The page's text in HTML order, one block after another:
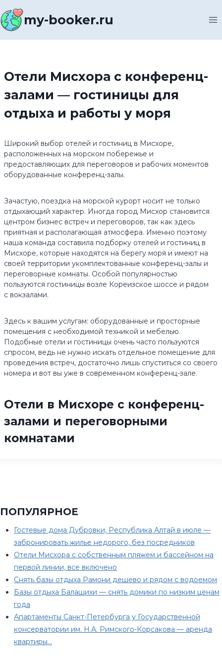
к
содержимомуmy-booker.ru
Отели Мисхора с конференц-
залами — гостиницы для
отдыха и работы у моря
Широкий выбор отелей и гостиниц в Мисхоре,
расположенных на морском побережье и
предоставляющих для переговоров и рабочих моментов
оборудованные конференц-залы.
Зачастую, поездка на морской курорт носит не только
отдыхающий характер. Иногда город Мисхор становится
центром бизнес встреч и переговоров, так как здесь
приятная и располагающая атмосфера. Именно поэтому
наша команда составила подборку отелей и гостиниц в
Мисхоре, которые находятся на берегу моря и имеют на
своей территории укомплектованные конференц-залы и
переговорные комнаты. Особой популярностью
пользуются гостиницы возле Кореизское шоссе и рядом
с вокзалами.
Здесь к вашим услугам: оборудованные и просторные
помещения с необходимой техникой и мебелью.
Подобные отели и гостиницы очень часто пользуются
спросом, ведь не нужно искать отдельное помещение для
проведения встреч, достаточно лишь спуститься со своего
номера и вот вы уже в современном конференц-зале.
Отели в Мисхоре с конференц-
залами и переговорными
комнатами
ПОПУЛЯРНОЕ
Гостевые дома Дубровки, Республика Алтай в июле —
забронировать жилье недорого, без посредников
Отели Мисхора с собственным пляжем и бассейном на
первой линии, все включено
Снять базы отдыха Рамони дешево и рядом с водоемом
Базы отдыха Балашихи — снять домики по низким ценам
года
Апартаменты Санкт-Петербурга у Государственной
консерватории им. Н.А. Римского-Корсакова — аренда
квартиры…